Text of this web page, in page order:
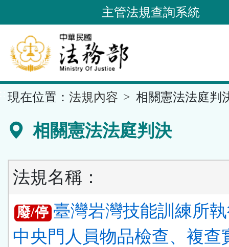
到
要
內
容
區
主管法規查詢系統
現在位置： 法規內容 相關憲法法庭判
相關憲法法庭判決
法規名稱：
廢/停 臺灣岩灣技能訓練所
中央門人員物品檢查、複查